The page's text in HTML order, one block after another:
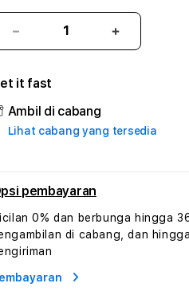
Kurangi
jumlah
ASEAN99
:
True
Iconic
Digital
Human
AI
dan
Karakter
Digital
Tambah
jumlah
True
Iconic
Human
AI
it fast
Ambil di cabang
Lihat cabang yang tersedia
pembayaran
0% dan berbunga hingga
di cabang, dan